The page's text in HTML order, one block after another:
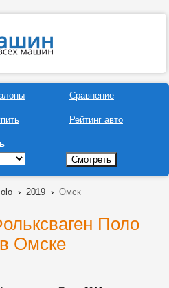
Сравнение
Рейтинг авто
› 2019 › Омск
Поло
Омске